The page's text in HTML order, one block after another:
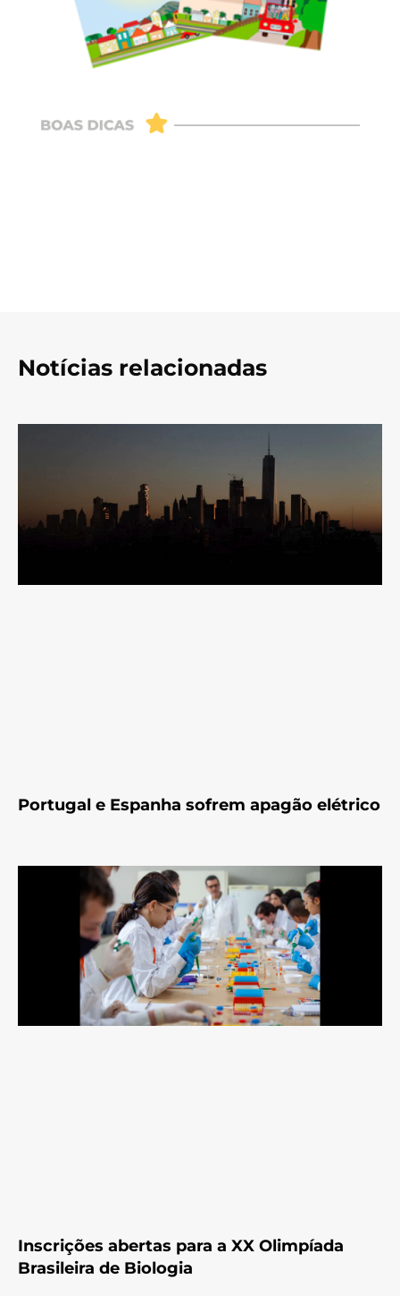
Notícias relacionadas
Portugal e Espanha sofrem apagão elétrico
Inscrições abertas para a XX Olimpíada
Brasileira de Biologia